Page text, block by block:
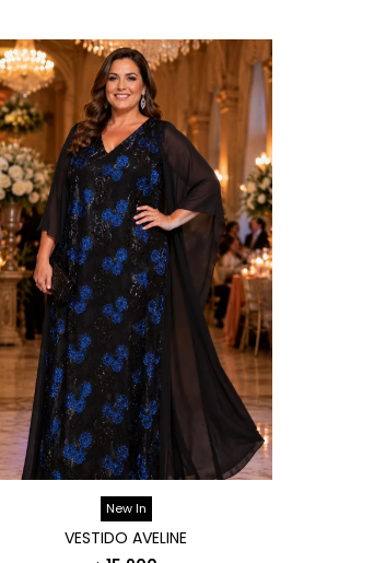
New In
VESTIDO AVELINE